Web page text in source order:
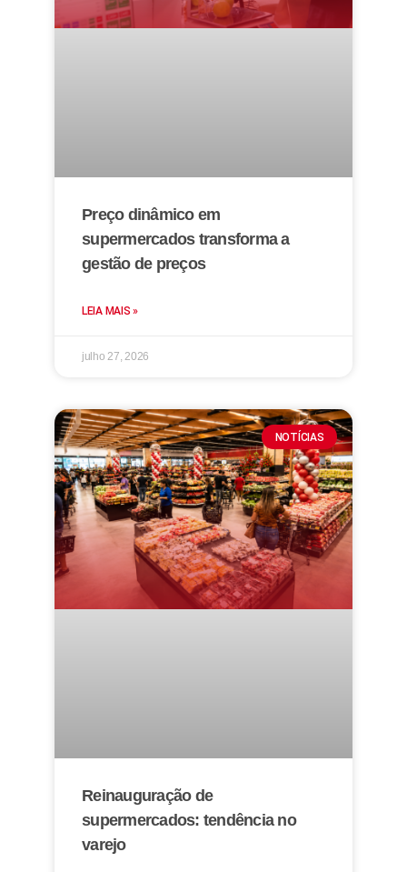
Preço dinâmico em
supermercados transforma a
gestão de preços
LEIA MAIS »
julho 27, 2026
NOTÍCIAS
Reinauguração de
supermercados: tendência no
varejo